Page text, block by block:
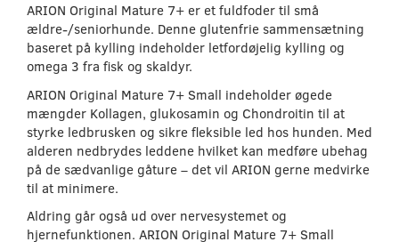
ARION Original Mature 7+ er et fuldfoder til små
ældre-/seniorhunde. Denne glutenfrie sammensætning
baseret på kylling indeholder letfordøjelig kylling og
omega 3 fra fisk og skaldyr.
ARION Original Mature 7+ Small indeholder øgede
mængder Kollagen, glukosamin og Chondroitin til at
styrke ledbrusken og sikre fleksible led hos hunden. Med
alderen nedbrydes leddene hvilket kan medføre ubehag
på de sædvanlige gåture – det vil ARION gerne medvirke
til at minimere.
Aldring går også ud over nervesystemet og
hjernefunktionen. ARION Original Mature 7+ Small